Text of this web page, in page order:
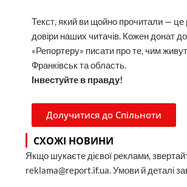
Текст, який ви щойно прочитали — це
довіри наших читачів. Кожен донат
«Репортеру» писати про те, чим
Франківськ та область.
Інвестуйте в правду!
Долучитися до Спільноти
СХОЖІ НОВИНИ
Якщо шукаєте дієвої реклами,
reklama@report.if.ua. Умови й деталі